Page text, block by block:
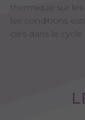
thermique sur
les conditions
clés dans le